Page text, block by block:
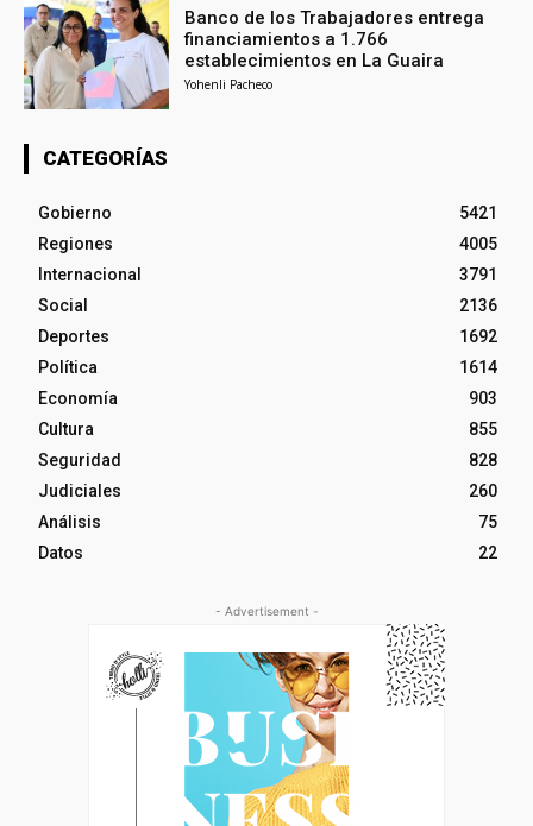
Banco de los Trabajadores entrega
financiamientos a 1.766
establecimientos en La Guaira
Yohenli Pacheco
CATEGORÍAS
Gobierno
5421
Regiones
4005
Internacional
3791
Social
2136
Deportes
1692
Política
1614
Economía
903
Cultura
855
Seguridad
828
Judiciales
260
Análisis
75
Datos
22
- Advertisement -